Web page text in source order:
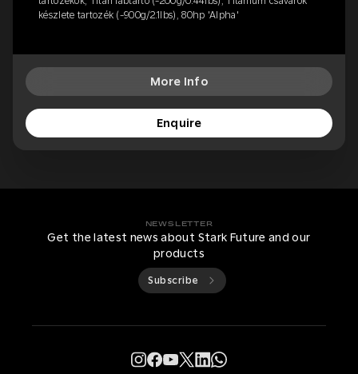
készlete tartozék (-900g/2.1lbs), 80hp 'Alpha'
More Info
Enquire
NEWSLETTER
Get the latest news about Stark Future and our
products
Subscribe